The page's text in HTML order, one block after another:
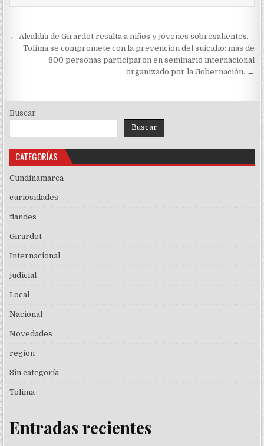
Navegación
de
entradas
← Alcaldía de Girardot resalta a niños y jóvenes sobresalientes.
Tolima se compromete con la prevención del suicidio: más de
800 personas participaron en seminario internacional
organizado por la Gobernación. →
Buscar
Buscar
CATEGORÍAS
Cundinamarca
curiosidades
flandes
Girardot
Internacional
judicial
Local
Nacional
Novedades
region
Sin categoría
Tolima
Entradas recientes